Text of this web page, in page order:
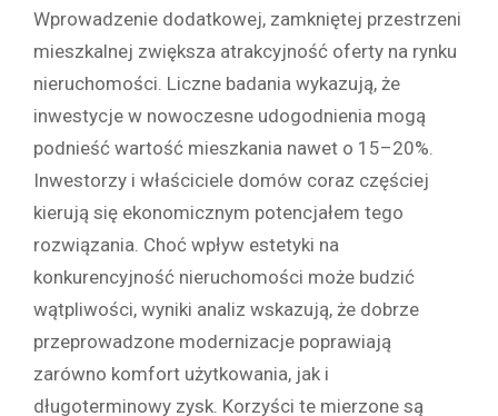
Wprowadzenie dodatkowej, zamkniętej przestrzeni
mieszkalnej zwiększa atrakcyjność oferty na rynku
nieruchomości. Liczne badania wykazują, że
inwestycje w nowoczesne udogodnienia mogą
podnieść wartość mieszkania nawet o 15–20%.
Inwestorzy i właściciele domów coraz częściej
kierują się ekonomicznym potencjałem tego
rozwiązania. Choć wpływ estetyki na
konkurencyjność nieruchomości może budzić
wątpliwości, wyniki analiz wskazują, że dobrze
przeprowadzone modernizacje poprawiają
zarówno komfort użytkowania, jak i
długoterminowy zysk. Korzyści te mierzone są